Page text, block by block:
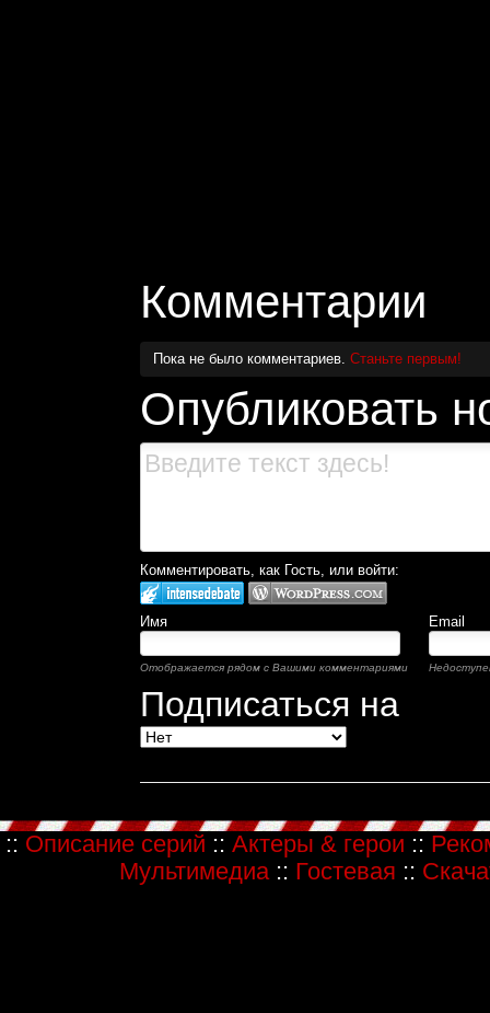
Комментарии
Пока не было комментариев. Станьте первым!
Опубликовать
Комментировать, как Гость, или войти:
Имя Email
Отображается рядом с Вашими комментариями
Подписаться на
:: Описание серий :: Актеры & герои ::
Мультимедиа :: Гостевая ::